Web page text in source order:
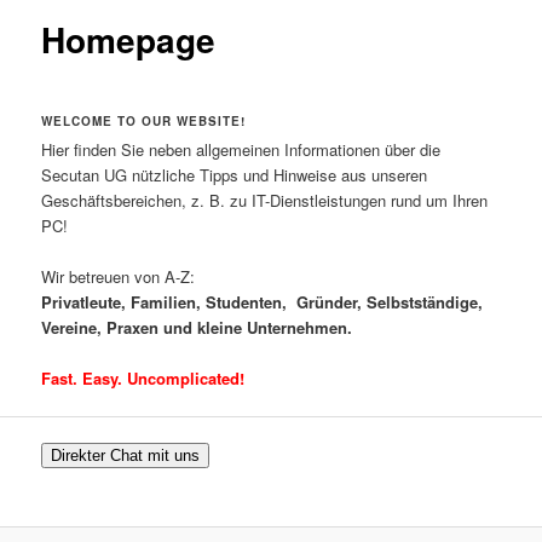
Homepage
WELCOME TO OUR WEBSITE!
Hier finden Sie neben allgemeinen Informationen über die
Secutan UG nützliche Tipps und Hinweise aus unseren
Geschäftsbereichen, z. B. zu IT-Dienstleistungen rund um Ihren
PC!
Wir betreuen von A-Z:
Privatleute, Familien, Studenten, Gründer, Selbstständige,
Vereine, Praxen und kleine Unternehmen.
Fast. Easy. Uncomplicated!
Direkter Chat mit uns